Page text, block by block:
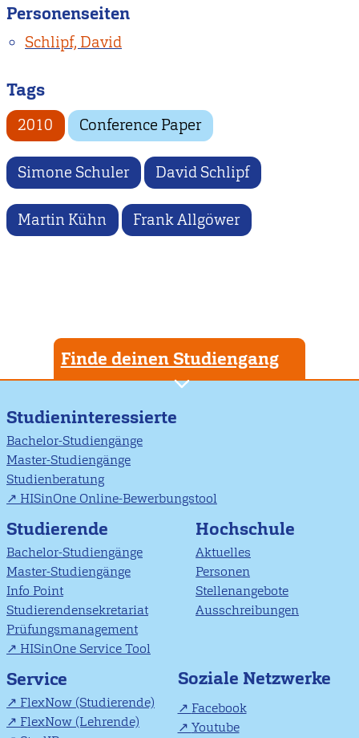
Personenseiten
Schlipf, David
Tags
2010 Conference Paper
Simone Schuler David Schlipf
Martin Kühn Frank Allgöwer
Finde deinen Studiengang
Studieninteressierte
Bachelor-Studiengänge
Master-Studiengänge
Studienberatung
HISinOne Online-Bewerbungstool
Studierende
Bachelor-Studiengänge
Master-Studiengänge
Info Point
Studierendensekretariat
Prüfungsmanagement
HISinOne Service Tool
Hochschule
Aktuelles
Personen
Stellenangebote
Ausschreibungen
Service
FlexNow (Studierende)
FlexNow (Lehrende)
Soziale Netzwerke
Facebook
Youtube